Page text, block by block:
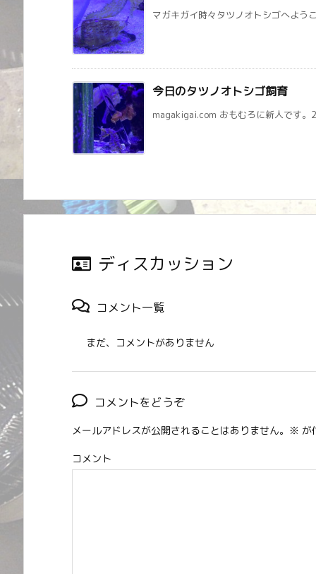
マガキガイ時々タツノオトシゴへよう
今日のタツノオトシゴ飼育
magakigai.com おもむろに新人です。
ディスカッション
コメント一覧
まだ、コメントがありません
コメントをどうぞ
メールアドレスが公開されることはありません。 ※ が
コメント